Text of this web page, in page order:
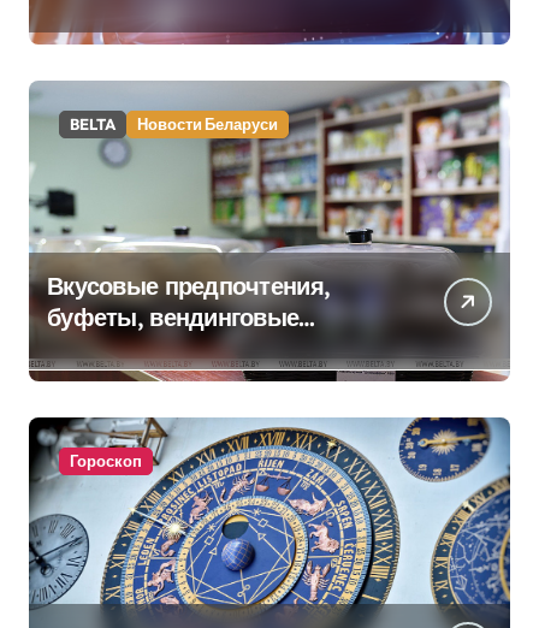
BELTA Новости Беларуси
Вкусовые предпочтения,
буфеты, вендинговые
аппараты. Минобразования об
изменениях в школьном
питании
Гороскоп